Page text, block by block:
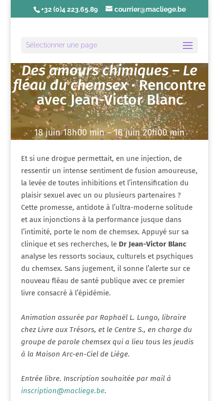
+32 (0)4 223.65.89 courrier@macliege.be
Sélectionner une page
Des amours chimiques – Le
fléau du chemsex· Rencontre
avec Jean-Victor Blanc
18 juin 18h00 min – 18 juin 20h00 min
Et si une drogue permettait, en une injection, de
ressentir un intense sentiment de fusion amoureuse,
la levée de toutes inhibitions et l’intensification du
plaisir sexuel avec un ou plusieurs partenaires ?
Cette promesse, antidote à l’ultra-moderne solitude
et aux injonctions à la performance jusque dans
l’intimité, porte le nom de chemsex. Appuyé sur sa
clinique et ses recherches, le Dr Jean-Victor Blanc
analyse les ressorts sociaux, culturels et psychiques
du chemsex. Sans jugement, il sonne l’alerte sur ce
nouveau fléau de santé publique avec ce premier
livre consacré à l’épidémie.
Animation assurée par Raphaël L. Lungo, libraire
chez Livre aux Trésors, et le Centre S., en charge du
groupe de parole chemsex qui a lieu tous les jeudis
à la Maison Arc-en-Ciel de Liège.
Entrée libre. Inscription souhaitée par mail à
inscription@macliege.be.